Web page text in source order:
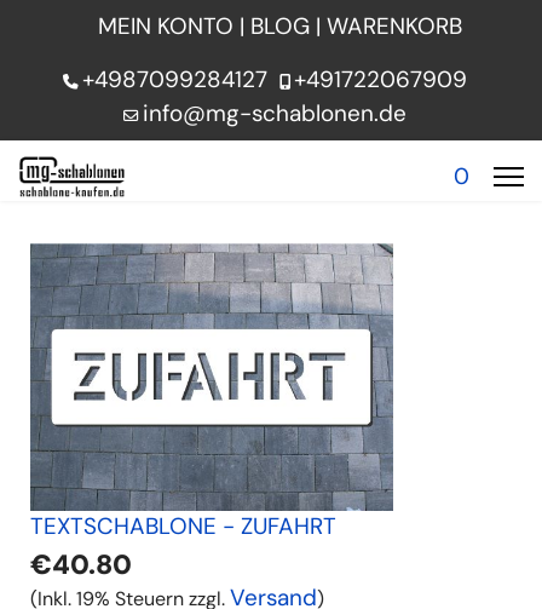
MEIN KONTO | BLOG | WARENKORB
+4987099284127
+491722067909
info@mg-schablonen.de
0
TEXTSCHABLONE - ZUFAHRT
€40.80
(Inkl. 19% Steuern zzgl.Versand)